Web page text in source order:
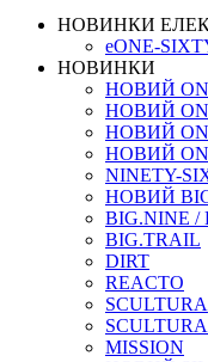
НОВИНКИ
eONE-
НОВИНКИ
НОВИЙ
НОВИЙ
НОВИЙ
НОВИЙ
NINETY-
НОВИЙ
BIG.NINE /
BIG.TRAIL
DIRT
REACTO
SCULTURA
MISSION